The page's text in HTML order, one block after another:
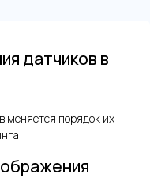
датчиков в
меняется порядок их